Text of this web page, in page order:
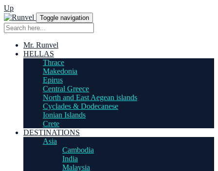
Up
Toggle navigation
Mr. Runvel
HELLAS
Thrace
Makedonia
Epirus
Central Greece
North and East Aegean islands
Cyclades & Dodecanese
Ionian Islands
Crete
DESTINATIONS
Asia
Cambodia
India
Malaysia